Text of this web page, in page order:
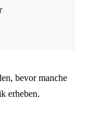
bevor manche
erheben.